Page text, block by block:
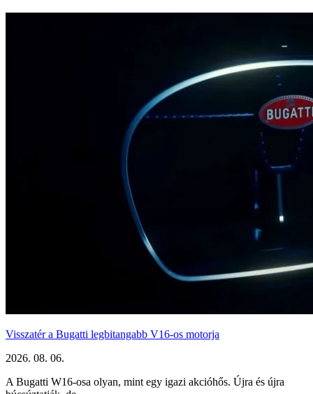
Visszatér a Bugatti legbitangabb V16-os motorja
2026. 08. 06.
A Bugatti W16-osa olyan, mint egy igazi akcióhős. Újra és újra